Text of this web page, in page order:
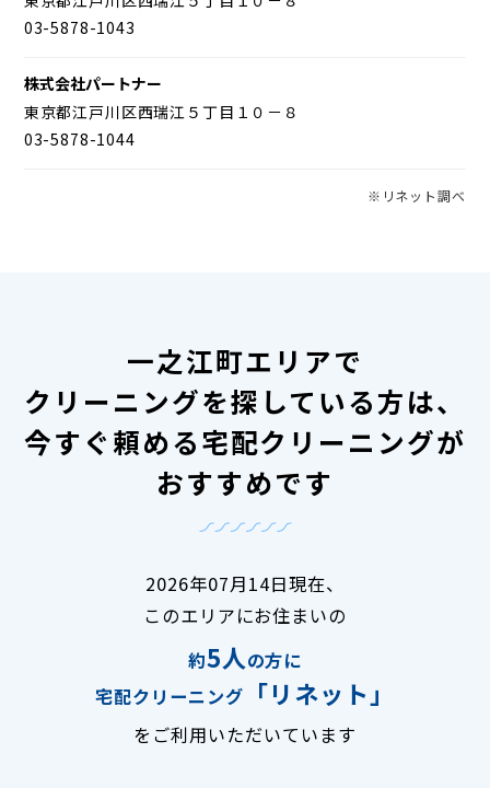
03-5878-1043
株式会社パートナー
東京都江戸川区西瑞江５丁目１０－８
03-5878-1044
※リネット調べ
一之江町エリアで
クリーニングを探している方は、
今すぐ頼める宅配クリーニングが
おすすめです
2026年07月14日現在、
このエリアにお住まいの
約5人の方に
宅配クリーニング
「リネット」
をご利用いただいています